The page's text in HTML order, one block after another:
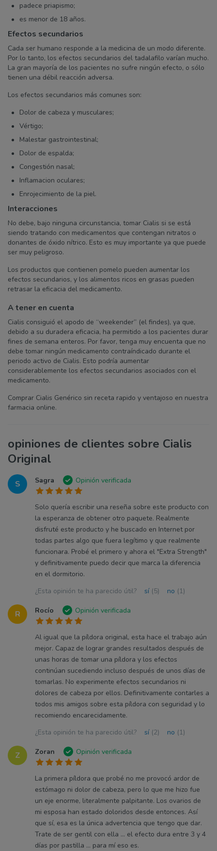
padece priapismo;
es menor de 18 años.
Efectos secundarios
Cada ser humano responde a la medicina de un modo diferente.
Por lo tanto, los efectos secundarios del tadalafilo varían mucho.
La gran mayoría de los pacientes no sufre ningún efecto, o sólo
tienen una débil reacción adversa.
Los efectos secundarios más comunes son:
Dolor de cabeza y musculares;
Vértigo;
Malestar gastrointestinal;
Dolor de espalda;
Congestión nasal;
Inflamacion oculares;
Enrojecimiento de la piel.
Interacciones
No debe, bajo ninguna circunstancia, tomar Cialis si se está
siendo tratando con medicamentos que contengan nitratos o
donantes de óxido nítrico. Esto es muy importante ya que puede
ser muy peligroso.
Los productos que contienen pomelo pueden aumentar los
efectos secundarios, y los alimentos ricos en grasas pueden
retrasar la eficacia del medicamento.
A tener en cuenta
Cialis consiguió el apodo de “weekender” (el findes), ya que,
debido a su duradera eficacia, ha permitido a los pacientes durar
fines de semana enteros. Por favor, tenga muy encuenta que no
debe tomar ningún medicamento contraíndicado durante el
periodo activo de Cialis. Esto podría aumentar
considerablemente los efectos secundarios asociados con el
medicamento.
Comprar Cialis Genérico sin receta rapido y ventajoso en nuestra
farmacia online.
opiniones de clientes sobre Cialis
Original
S Sagra Opinión verificada
Solo quería escribir una reseña sobre este producto con
la esperanza de obtener otro paquete. Realmente
disfruté este producto y he buscado en Internet por
todas partes algo que fuera legítimo y que realmente
funcionara. Probé el primero y ahora el "Extra Strength"
y definitivamente puedo decir que marca la diferencia
en el dormitorio.
¿Esta opinión te ha parecido útil?
sí (5) no (1)
R Rocío Opinión verificada
Al igual que la píldora original, esta hace el trabajo aún
mejor. Capaz de lograr grandes resultados después de
unas horas de tomar una píldora y los efectos
continúan sucediendo incluso después de unos días de
tomarlas. No experimente efectos secundarios ni
dolores de cabeza por ellos. Definitivamente contarles a
todos mis amigos sobre esta píldora con seguridad y lo
recomiendo encarecidamente.
¿Esta opinión te ha parecido útil?
sí (2) no (1)
Z Zoran Opinión verificada
La primera píldora que probé no me provocó ardor de
estómago ni dolor de cabeza, pero lo que me hizo fue
un eje enorme, literalmente palpitante. Los ovarios de
mi esposa han estado doloridos desde entonces. Así
que sí, esa es la única advertencia que tengo que dar.
Trate de ser gentil con ella ... el efecto dura entre 3 y 4
días por pastilla ... para mí eso es.